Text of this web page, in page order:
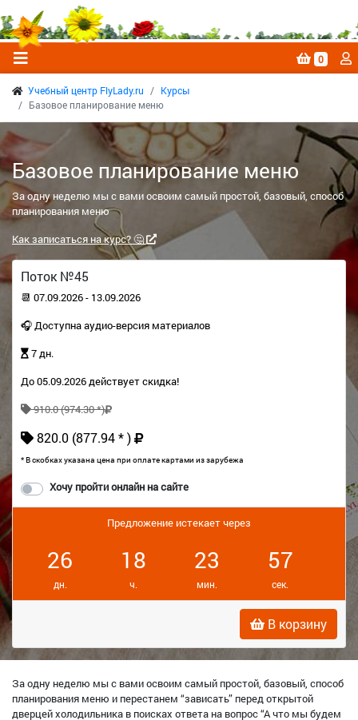
0
Учебный центр FlyLady.ru
Курсы
Базовое планирование меню
Базовое планирование меню
За одну неделю мы с вами освоим самый простой, базовый, способ
планирования меню
Как записаться на курс? 🤔
Поток №45
📆 07.09.2026 - 13.09.2026
🎧 Доступна аудио-версия материалов
7 дн.
До 05.09.2026 действует скидка!
910.0 (974.30 *)
820.0 (877.94 * )
* В скобках указана цена при оплате картами из зарубежа
Хочу пройти онлайн на сайте
Предложение истекает через
26
дн.
18
ч.
23
мин.
56
сек.
В корзину
За одну неделю мы с вами освоим самый простой, базовый, способ
планирования меню и перестанем “зависать” перед открытой
дверцей холодильника в поисках ответа на вопрос “А что мы будем